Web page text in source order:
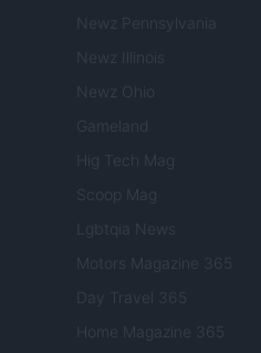
Newz Pennsylvania
Newz Illinois
Newz Ohio
Gameland
Hig Tech Mag
Scoop Mag
Lgbtqia News
Motors Magazine 365
Day Travel 365
Home Magazine 365